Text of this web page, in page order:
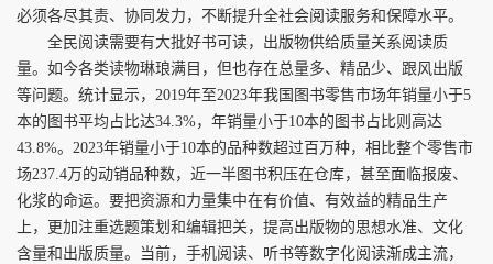
必须各尽其责、协同发力，不断提升全社会阅读服务和保障水平。
全民阅读需要有大批好书可读，出版物供给质量关系阅读质
量。如今各类读物琳琅满目，但也存在总量多、精品少、跟风出版
等问题。统计显示，2019年至2023年我国图书零售市场年销量小于5
本的图书平均占比达34.3%，年销量小于10本的图书占比则高达
43.8%。2023年销量小于10本的品种数超过百万种，相比整个零售市
场237.4万的动销品种数，近一半图书积压在仓库，甚至面临报废、
化浆的命运。要把资源和力量集中在有价值、有效益的精品生产
上，更加注重选题策划和编辑把关，提高出版物的思想水准、文化
含量和出版质量。当前，手机阅读、听书等数字化阅读渐成主流，